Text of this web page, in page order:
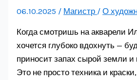
06.10.2025 / Магистр /О
Когда смотришь на акварели
хочется глубоко вдохнуть —
приносит запах сырой земли
Это не просто техника и